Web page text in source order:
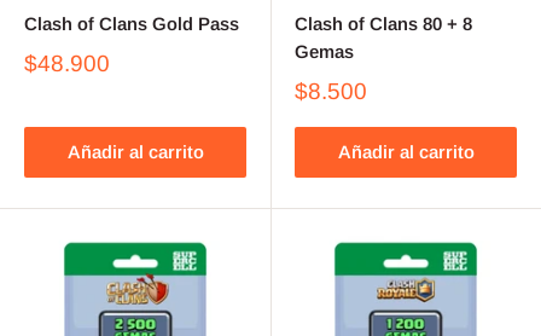
Clash of Clans Gold Pass
$48.900
Añadir al carrito
Clash of Clans 80 + 8
Gemas
$8.500
Añadir al carrito